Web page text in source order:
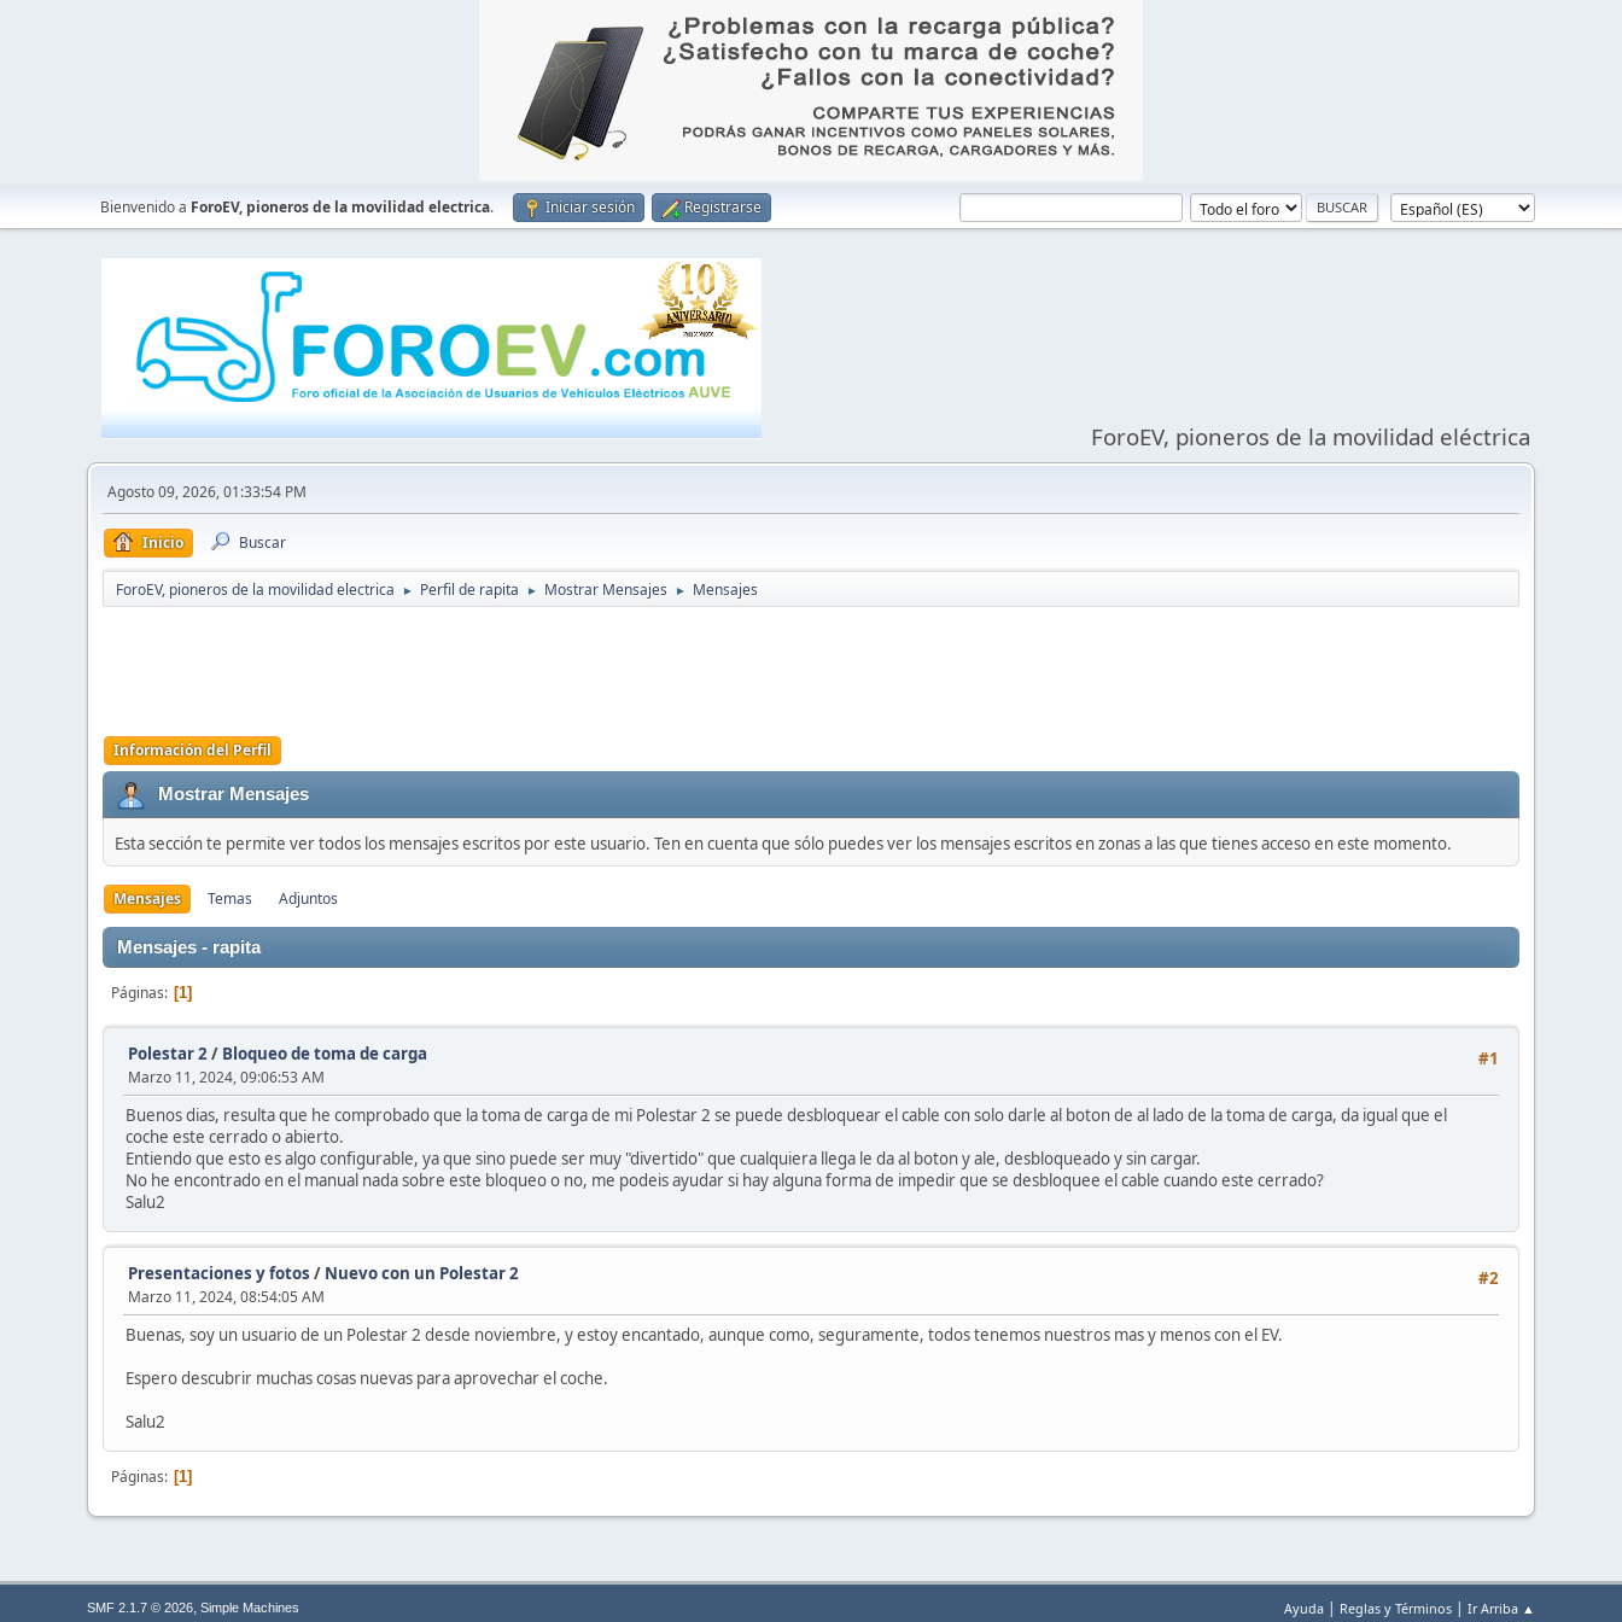
Bienvenido a ForoEV, pioneros de la movilidad electrica. Iniciar sesión Registrarse
ForoEV, pioneros de la movilidad eléctrica
Agosto 09, 2026, 01:33:54 PM
Inicio Buscar
ForoEV, pioneros de la movilidad electrica ► Perfil de rapita ► Mostrar Mensajes ► Mensajes
Información del Perfil
Mostrar Mensajes
Esta sección te permite ver todos los mensajes escritos por este usuario. Ten en cuenta que sólo puedes ver los mensajes escritos en zonas a las que tienes acceso en este momento.
Mensajes Temas Adjuntos
Mensajes - rapita
Páginas 1
#1
Polestar 2/ Bloqueo de toma de carga
Marzo 11, 2024, 09:06:53 AM
Buenos dias, resulta que he comprobado que la toma de carga de mi Polestar 2 se puede desbloquear el cable con solo darle al boton de al lado de la toma de carga, da igual que el
coche este cerrado o abierto.
Entiendo que esto es algo configurable, ya que sino puede ser muy "divertido" que cualquiera llega le da al boton y ale, desbloqueado y sin cargar.
No he encontrado en el manual nada sobre este bloqueo o no, me podeis ayudar si hay alguna forma de impedir que se desbloquee el cable cuando este cerrado?
Salu2
#2
Presentaciones y fotos / Nuevo con un Polestar 2
Marzo 11, 2024, 08:54:05 AM
Buenas, soy un usuario de un Polestar 2 desde noviembre, y estoy encantado, aunque como, seguramente, todos tenemos nuestros mas y menos con el EV.
Espero descubrir muchas cosas nuevas para aprovechar el coche.
Salu2
Páginas 1
Ayuda | Reglas y Términos | Ir Arriba ▲
SMF 2.1.7 © 2026, Simple Machines